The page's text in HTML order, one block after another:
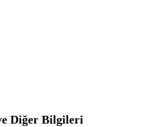
Diğer Bilgileri